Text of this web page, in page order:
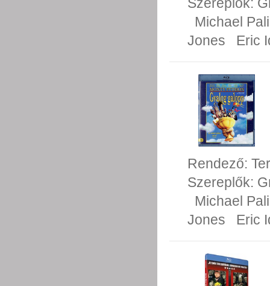
Michael
Jones
Eric
Rendező:
Szereplők:
Michael
Jones
Eric